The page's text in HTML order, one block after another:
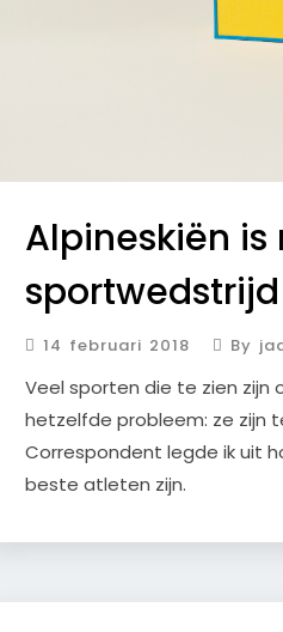
Alpineskiën
sportwedstrijd
14 februari 2018 By
Veel sporten die te zien zijn
hetzelfde probleem: ze zijn
Correspondent legde ik uit
beste atleten zijn.